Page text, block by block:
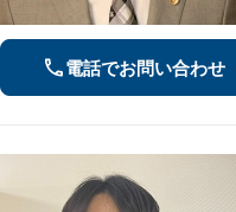
電話でお問い合わせ